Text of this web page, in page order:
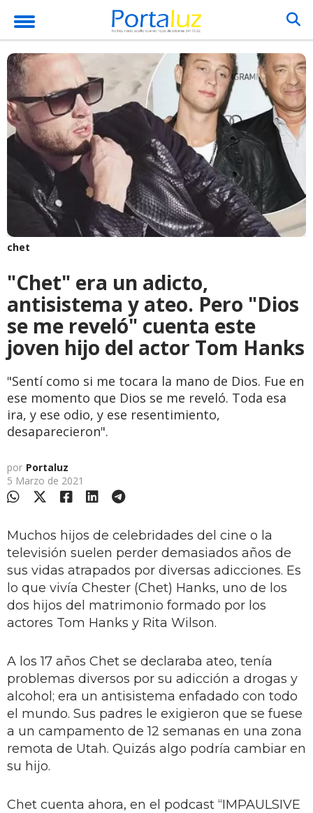
chet
"Chet" era un adicto,
antisistema y ateo. Pero "Dios
se me reveló" cuenta este
joven hijo del actor Tom Hanks
"Sentí como si me tocara la mano de Dios. Fue en
ese momento que Dios se me reveló. Toda esa
ira, y ese odio, y ese resentimiento,
desaparecieron".
por Portaluz
5 Marzo de 2021
Muchos hijos de celebridades del cine o la
televisión suelen perder demasiados años de
sus vidas atrapados por diversas adicciones. Es
lo que vivía Chester (Chet) Hanks, uno de los
dos hijos del matrimonio formado por los
actores Tom Hanks y Rita Wilson.
A los 17 años Chet se declaraba ateo, tenía
problemas diversos por su adicción a drogas y
alcohol; era un antisistema enfadado con todo
el mundo. Sus padres le exigieron que se fuese
a un campamento de 12 semanas en una zona
remota de Utah. Quizás algo podría cambiar en
su hijo.
Chet cuenta ahora, en el podcast “IMPAULSIVE